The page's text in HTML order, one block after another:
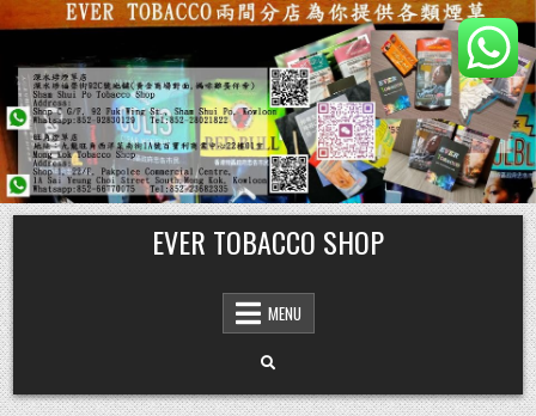
Skip
to
content
EVER TOBACCO SHOP
MENU